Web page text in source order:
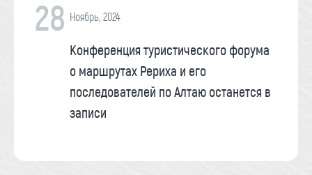
28 Ноябрь, 2024
Конференция туристического форума
о маршрутах Рериха и его
последователей по Алтаю останется в
записи